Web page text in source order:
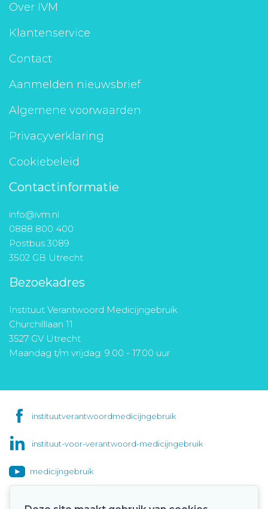
Over IVM
Klantenservice
Contact
Aanmelden nieuwsbrief
Algemene voorwaarden
Privacyverklaring
Cookiebeleid
Contactinformatie
info@ivm.nl
0888 800 400
Postbus 3089
3502 GB Utrecht
Bezoekadres
Instituut Verantwoord Medicijngebruik
Churchilllaan 11
3527 GV Utrecht
Maandag t/m vrijdag: 9.00 - 17.00 uur
instituutverantwoordmedicijngebruik
instituut-voor-verantwoord-medicijngebruik
medicijngebruik